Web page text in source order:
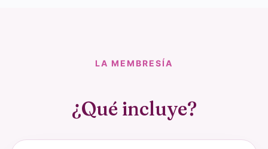
LA MEMBRESÍA
¿Qué incluye?